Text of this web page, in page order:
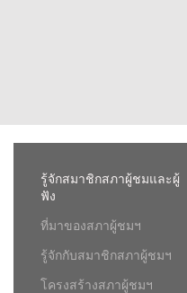
รู้จักสมาชิกสภาผู้ชมและผู้
ฟัง
ที่มาของสภาผู้ชมฯ
รู้จักกับสมาชิกสภาผู้ชมฯ
โครงสร้างสภาผู้ชมฯ